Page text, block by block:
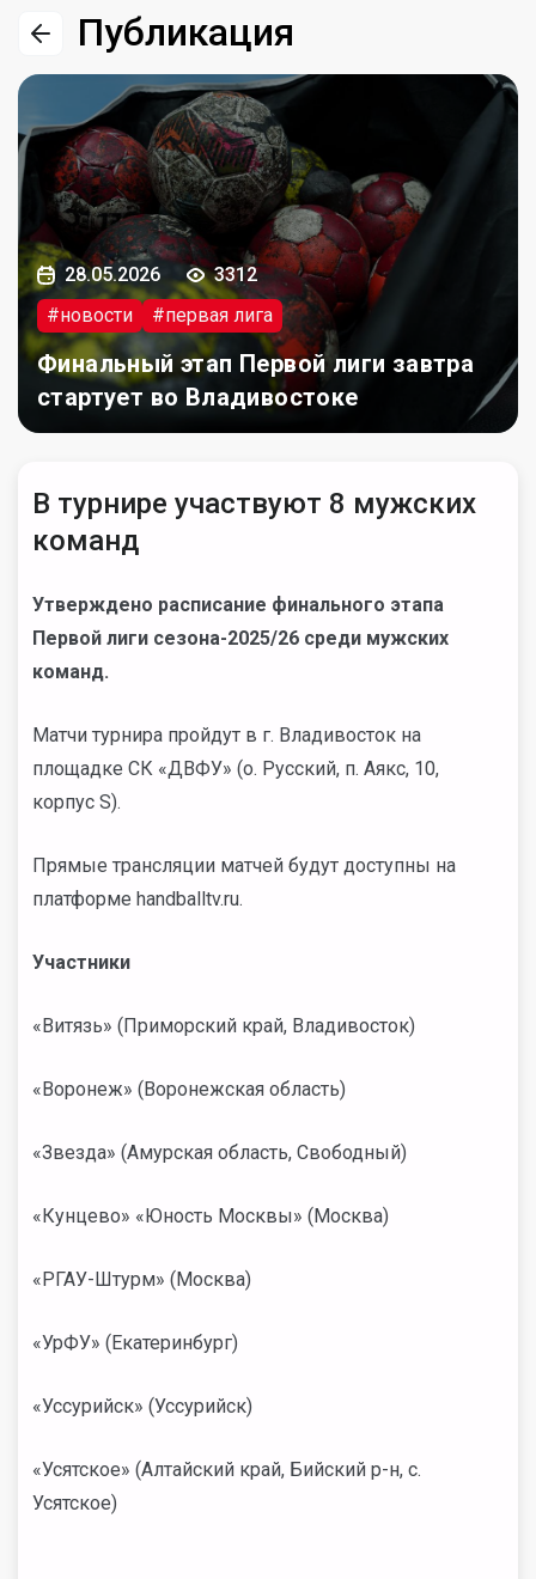
Публикация
28.05.2026
3312
#новости
#первая лига
Финальный этап Первой лиги завтра
стартует во Владивостоке
В турнире участвуют 8 мужских
команд
Утверждено расписание финального этапа
Первой лиги сезона-2025/26 среди мужских
команд.
Матчи турнира пройдут в г. Владивосток на
площадке СК «ДВФУ» (о. Русский, п. Аякс, 10,
корпус S).
Прямые трансляции матчей будут доступны на
платформе handballtv.ru.
Участники
«Витязь» (Приморский край, Владивосток)
«Воронеж» (Воронежская область)
«Звезда» (Амурская область, Свободный)
«Кунцево» «Юность Москвы» (Москва)
«РГАУ-Штурм» (Москва)
«УрФУ» (Екатеринбург)
«Уссурийск» (Уссурийск)
«Усятское» (Алтайский край, Бийский р-н, с.
Усятское)